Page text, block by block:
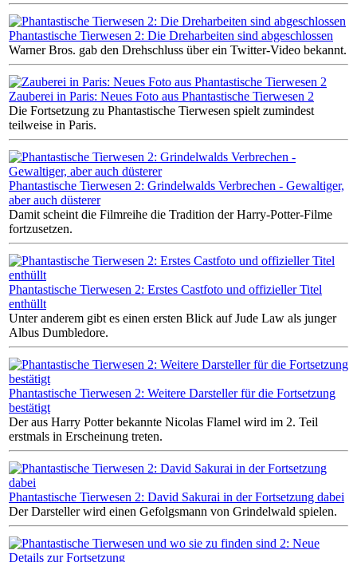
Phantastische Tierwesen 2: Die Dreharbeiten sind abgeschlossen
Warner Bros. gab den Drehschluss über ein Twitter-Video bekannt.
Zauberei in Paris: Neues Foto aus Phantastische Tierwesen 2
Die Fortsetzung zu Phantastische Tierwesen spielt zumindest
teilweise in Paris.
Phantastische Tierwesen 2: Grindelwalds Verbrechen - Gewaltiger,
aber auch düsterer
Damit scheint die Filmreihe die Tradition der Harry-Potter-Filme
fortzusetzen.
Phantastische Tierwesen 2: Erstes Castfoto und offizieller Titel
enthüllt
Unter anderem gibt es einen ersten Blick auf Jude Law als junger
Albus Dumbledore.
Phantastische Tierwesen 2: Weitere Darsteller für die Fortsetzung
bestätigt
Der aus Harry Potter bekannte Nicolas Flamel wird im 2. Teil
erstmals in Erscheinung treten.
Phantastische Tierwesen 2: David Sakurai in der Fortsetzung dabei
Der Darsteller wird einen Gefolgsmann von Grindelwald spielen.